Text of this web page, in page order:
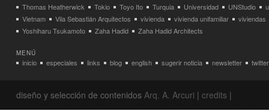
Thomas Heatherwick
Tokio Toyo Ito Turquia Universidad UNStudio
Vietnam
Vila Sebastián Arquitectos vivienda vivienda unifamiliar
viviendas
Yoshiharu Tsukamoto
Zaha Hadid Zaha Hadid Architects
MENÚ
inicio especiales links blog english sugerir noticia newsletter twitter
diseño y selección de contenidos Arq. A. Arcuri | credits |